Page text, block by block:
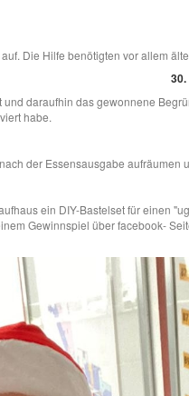
Die Hilfe benötigten vor allem
daraufhin das gewonnene
habe.
der Essensausgabe aufräumen
ein DIY-Bastelset für einen
Gewinnspiel über facebook-